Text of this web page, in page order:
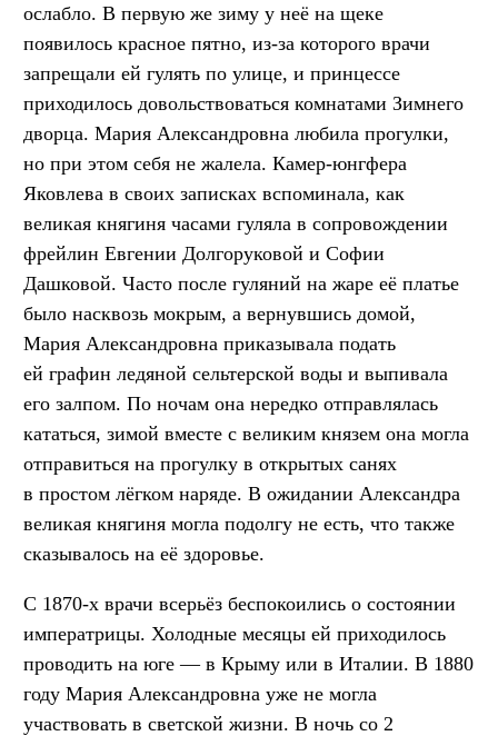
ослабло. В первую же зиму у неё на щеке
появилось красное пятно, из-за которого врачи
запрещали ей гулять по улице, и принцессе
приходилось довольствоваться комнатами Зимнего
дворца. Мария Александровна любила прогулки,
но при этом себя не жалела. Камер-юнгфера
Яковлева в своих записках вспоминала, как
великая княгиня часами гуляла в сопровождении
фрейлин Евгении Долгоруковой и Софии
Дашковой. Часто после гуляний на жаре её платье
было насквозь мокрым, а вернувшись домой,
Мария Александровна приказывала подать
ей графин ледяной сельтерской воды и выпивала
его залпом. По ночам она нередко отправлялась
кататься, зимой вместе с великим князем она могла
отправиться на прогулку в открытых санях
в простом лёгком наряде. В ожидании Александра
великая княгиня могла подолгу не есть, что также
сказывалось на её здоровье.
С 1870-х врачи всерьёз беспокоились о состоянии
императрицы. Холодные месяцы ей приходилось
проводить на юге — в Крыму или в Италии. В 1880
году Мария Александровна уже не могла
участвовать в светской жизни. В ночь со 2